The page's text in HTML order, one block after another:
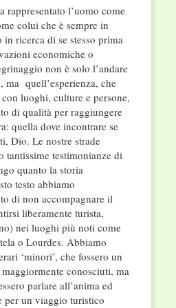
rappresentato l’uomo come
colui che è sempre in
ricerca di se stesso prima
economiche o
non è solo l’andare
ma quell’esperienza, che
luoghi, culture e persone,
di qualità per raggiungere
quella dove incontrare se
Dio. Le nostre strade
tantissime testimonianze di
quanto la storia
testo abbiamo
di non accompagnare il
liberamente turista,
nei luoghi più noti come
o Lourdes. Abbiamo
‘minori’, che fossero un
conosciuti, ma
parlare all’anima ed
per un viaggio turistico